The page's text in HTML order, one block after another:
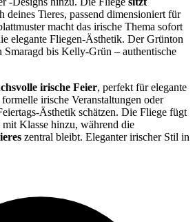
deines Tieres, passend dimensioniert für
macht das irische Thema sofort
elegante Fliegen-Ästhetik. Der Grünton
Smaragd bis Kelly-Grün – authentische
irische Feier, perfekt für elegante
irische Veranstaltungen oder
Ästhetik schätzen. Die Fliege fügt
Klasse hinzu, während die
zentral bleibt. Eleganter irischer Stil in